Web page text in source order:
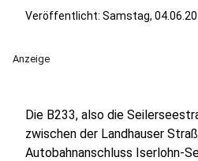
Veröffentlicht: Samstag,
Anzeige
Die B233, also die
zwischen der Landhauser
Autobahnanschluss Iserlohn-